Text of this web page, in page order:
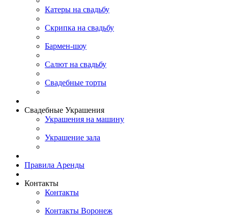
Катеры на свадьбу
Скрипка на свадьбу
Бармен-шоу
Салют на свадьбу
Свадебные торты
Свадебные Украшения
Украшения на машину
Украшение зала
Правила Аренды
Контакты
Контакты
Контакты Воронеж